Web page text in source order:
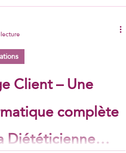
Client – Une
complète
Diététicienne